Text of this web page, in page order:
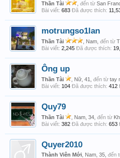
Thần Tài đến từ San
Bài viết: 683 Đã được thích:
motrungso1lan
Thần Tài , Nam, đến từ
Bài viết: 2,245 Đã được thích:
Ông up
Thần Tài , Nữ, 41, đến từ tay
Bài viết: 104 Đã được thích: 412
Quy79
Thần Tài , Nam, 34, đến từ
Bài viết: 382 Đã được thích: 653
Quyer2010
Thành Viên Mới , Nam, 35, đến